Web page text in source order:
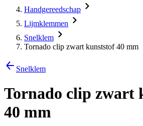
Handgereedschap
Lijmklemmen
Snelklem
Tornado clip zwart kunststof 40 mm
Snelklem
Tornado clip zwart
40 mm